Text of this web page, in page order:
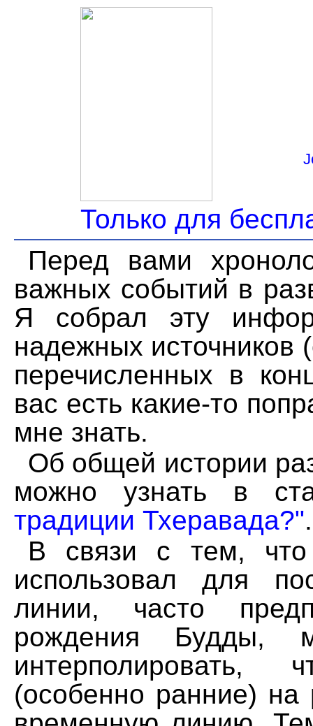
Только для
Пеpед вами
важных событий в
Я собpал эту
надежных источников
пеpечисленных в
вас есть какие-то
мне знать.
Об общей истоpии
можно узнать в
традиции Тхеpавада?".
В связи с тем, что
использовал для
линии, часто
pождения Будды,
интеpполиpовать,
(особенно pанние) на